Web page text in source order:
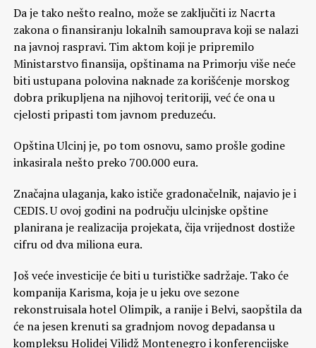
Da je tako nešto realno, može se zaključiti iz Nacrta
zakona o finansiranju lokalnih samouprava koji se nalazi
na javnoj raspravi. Tim aktom koji je pripremilo
Ministarstvo finansija, opštinama na Primorju više neće
biti ustupana polovina naknade za korišćenje morskog
dobra prikupljena na njihovoj teritoriji, već će ona u
cjelosti pripasti tom javnom preduzeću.
Opština Ulcinj je, po tom osnovu, samo prošle godine
inkasirala nešto preko 700.000 eura.
Značajna ulaganja, kako ističe gradonačelnik, najavio je i
CEDIS. U ovoj godini na području ulcinjske opštine
planirana je realizacija projekata, čija vrijednost dostiže
cifru od dva miliona eura.
Još veće investicije će biti u turističke sadržaje. Tako će
kompanija Karisma, koja je u jeku ove sezone
rekonstruisala hotel Olimpik, a ranije i Belvi, saopštila da
će na jesen krenuti sa gradnjom novog depadansa u
kompleksu Holidej Vilidž Montenegro i konferencijske